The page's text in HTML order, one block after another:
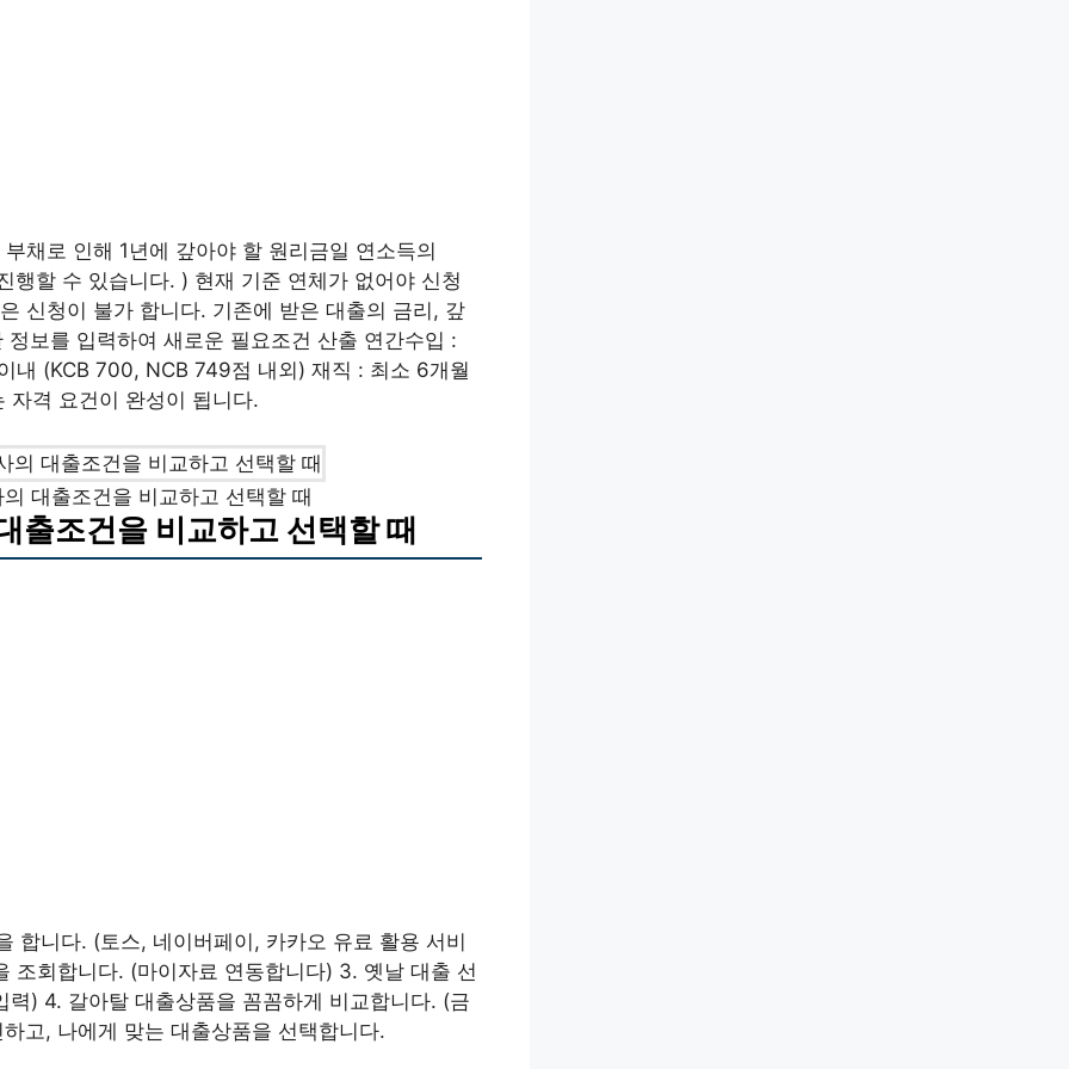
채로 인해 1년에 갚아야 할 원리금일 연소득의
행할 수 있습니다. ) 현재 기준 연체가 없어야 신청
신청이 불가 합니다. 기존에 받은 대출의 금리, 갚
보를 입력하여 새로운 필요조건 산출 연간수입 :
(KCB 700, NCB 749점 내외) 재직 : 최소 6개월
자격 요건이 완성이 됩니다.
대출조건을 비교하고 선택할 때
출조건을 비교하고 선택할 때
합니다. (토스, 네이버페이, 카카오 유료 활용 서비
조회합니다. (마이자료 연동합니다) 3. 옛날 대출 선
) 4. 갈아탈 대출상품을 꼼꼼하게 비교합니다. (금
고, 나에게 맞는 대출상품을 선택합니다.